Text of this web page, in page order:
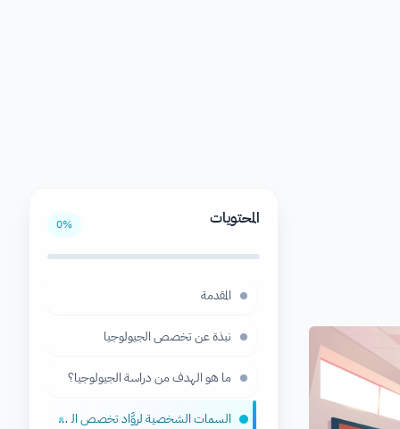
المحتويات 0%
المقدمة
نبذة عن تخصص الجيولوجيا
ما هو الهدف من دراسة الجيولوجيا؟
السمات الشخصية لروَّاد تخصص الجيولوجيا
●